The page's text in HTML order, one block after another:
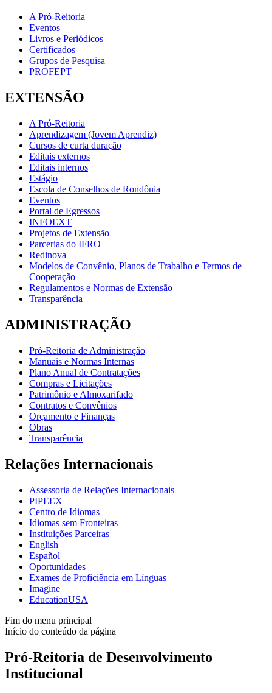
A Pró-Reitoria
Eventos
Livros e Periódicos
Certificados
Grupos de Pesquisa
PROFEPT
EXTENSÃO
A Pró-Reitoria
Aprendizagem (Jovem Aprendiz)
Cursos de curta duração
Editais externos
Editais internos
Estágio
Escola de Conselhos de Rondônia
Eventos
Portal de Egressos
INFOEXT
Projetos de Extensão
Parcerias do IFRO
Redinova
Modelos de Convênio, Planos de Trabalho e Termos de
Cooperação
Regulamentos e Normas de Extensão
Transparência
ADMINISTRAÇÃO
Pró-Reitoria de Administração
Manuais e Normas Internas
Plano Anual de Contratações
Compras e Licitações
Patrimônio e Almoxarifado
Contratos e Convênios
Orçamento e Finanças
Obras
Transparência
Relações Internacionais
Assessoria de Relações Internacionais
PIPEEX
Centro de Idiomas
Idiomas sem Fronteiras
Instituições Parceiras
English
Español
Oportunidades
Exames de Proficiência em Línguas
Imagine
EducationUSA
Fim do menu principal
Início do conteúdo da página
Pró-Reitoria de Desenvolvimento
Institucional